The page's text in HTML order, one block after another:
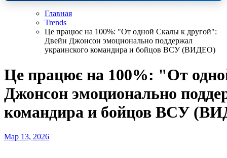
Главная
Trends
Це працює на 100%: "От одной Скалы к другой":
Двейн Джонсон эмоционально поддержал
украинского командира и бойцов ВСУ (ВИДЕО)
Це працює на 100%: "От
Джонсон эмоционально
командира и бойцов ВСУ
Мар 13, 2026